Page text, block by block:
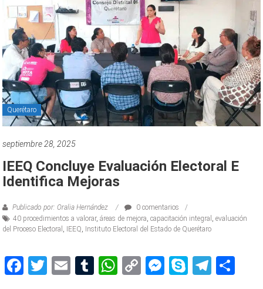
Querétaro
septiembre 28, 2025
IEEQ Concluye Evaluación Electoral E
Identifica Mejoras
Publicado por: Oralia Hernández
0 comentarios
40 procedimientos a valorar,áreas de mejora ,capacitación integral ,evaluación
del Proceso Electoral
IEEQ Instituto Electoral del Estado de Querétaro
Facebook
Twitter
EmailTumblr
WhatsApp
CopyMessenger
Skype